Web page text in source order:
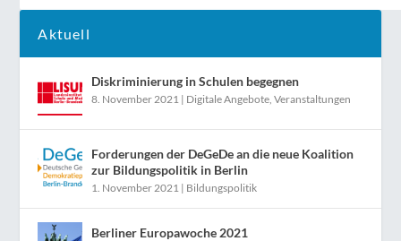
Aktuell
Diskriminierung in Schulen begegnen
8. November 2021 | Digitale Angebote ,Veranstaltungen
Forderungen der DeGeDe an die neue Koalition
zur Bildungspolitik in Berlin
1. November 2021 | Bildungspolitik
Berliner Europawoche 2021